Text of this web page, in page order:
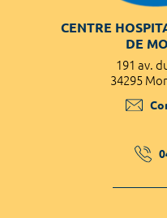
CENTRE
DE
191 av.
34295